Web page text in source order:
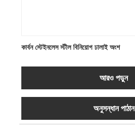
কার্বন স্টেইনলেস স্টীল বিনিয়োগ ঢালাই অংশ
আরও পড়ুন
অনুসন্ধান পাঠান